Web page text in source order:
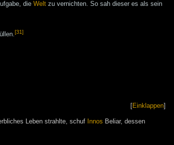
die Welt zu vernichten. So sah dieser es als sein
[31]
Einklappen
Leben strahlte, schuf Innos Beliar, dessen